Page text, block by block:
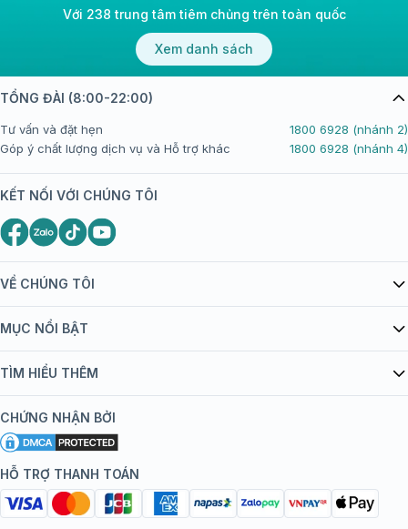
Với 238 trung tâm tiêm chủng trên toàn quốc
Xem danh sách
VỀ CHÚNG TÔI
Giới thiệu Tiêm Chủng FPT Long Châu
bán hàng
Chính sách nội dung
Chính sách bảo mật
Chính sách bảo mật dữ liệu cá nhân
Chính sách thanh toán
MỤC NỔI BẬT
Danh mục vắc xin
Đội ngũ bác sĩ, chuyên gia
Hệ thống trung tâm tiêm chủng
TÌM HIỂU THÊM
Khuyến mãi
Tôi nên tiêm gì?
Tiêm chủng đi nước ngoài
CHỨNG NHẬN BỞI
HỖ TRỢ THANH TOÁN
TỔNG ĐÀI (8:00-22:00)
Tư vấn và đặt hẹn
1800 6928 (nhánh 2)
Góp ý chất lượng dịch vụ và Hỗ trợ khác
1800 6928 (nhánh 4)
KẾT NỐI VỚI CHÚNG TÔI